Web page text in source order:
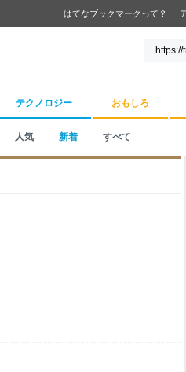
はてなブックマークって？
テクノロジー おもしろ
人気 新着 すべて